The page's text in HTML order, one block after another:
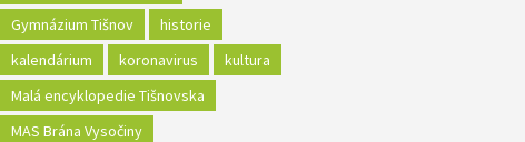
Gymnázium Tišnov
historie
kalendárium
koronavirus
kultura
Malá encyklopedie Tišnovska
MAS Brána Vysočiny